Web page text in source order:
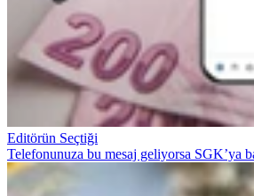
Editörün Seçtiği
Telefonunuza bu mesaj geliyorsa SGK’ya